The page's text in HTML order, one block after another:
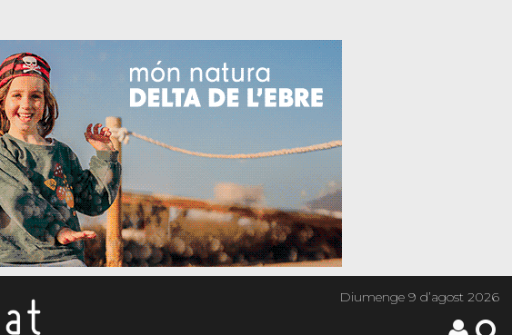
Diumenge9 d’agost 2026